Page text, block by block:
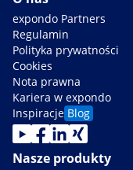
expondo Partners
Regulamin
Polityka prywatności
Cookies
Nota prawna
Kariera w expondo
Inspiracje Blog
Nasze produkty